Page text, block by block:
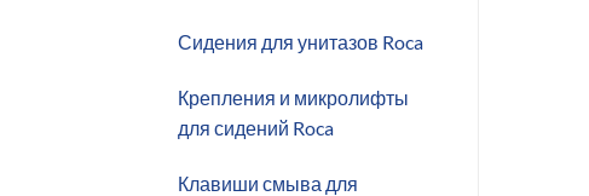
Сидения для унитазов Roca
Крепления и микролифты
для сидений Roca
Клавиши смыва для